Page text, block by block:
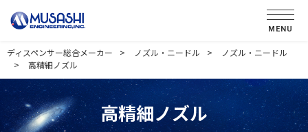
MENU
ディスペンサー総合メーカー ノズル・ニードル
ノズル・ニードル
高精細ノズル
高精細ノズル